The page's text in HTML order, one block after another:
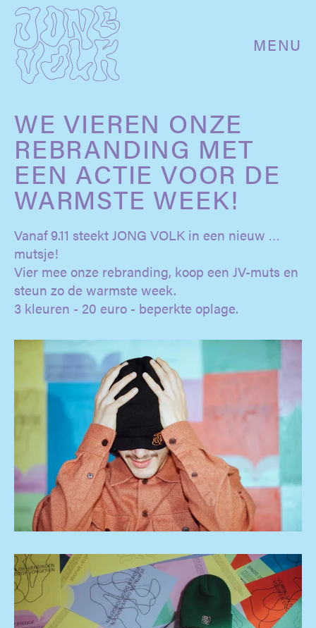
MENU
WE VIEREN ONZE
REBRANDING MET
EEN ACTIE VOOR DE
WARMSTE WEEK!
Vanaf 9.11 steekt JONG VOLK in een nieuw …
mutsje!
Vier mee onze rebranding, koop een JV-muts en
steun zo de warmste week.
3 kleuren - 20 euro - beperkte oplage.